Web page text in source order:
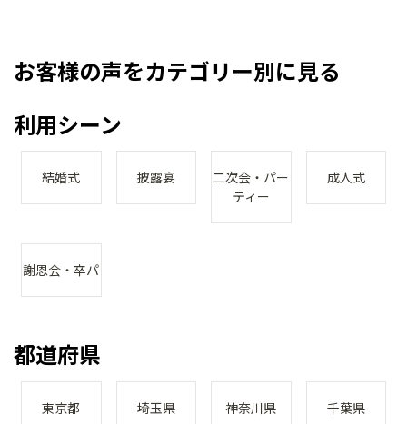
お客様の声をカテゴリー別に見る
利用シーン
結婚式 披露宴
二次会・パー
ティー
成人式
謝恩会・卒パ
都道府県
東京都 埼玉県 神奈川県 千葉県